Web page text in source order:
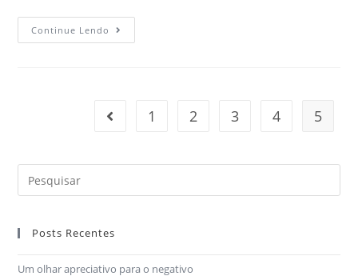
Continue Lendo
1 2 3 4 5
Posts Recentes
Um olhar apreciativo para o negativo